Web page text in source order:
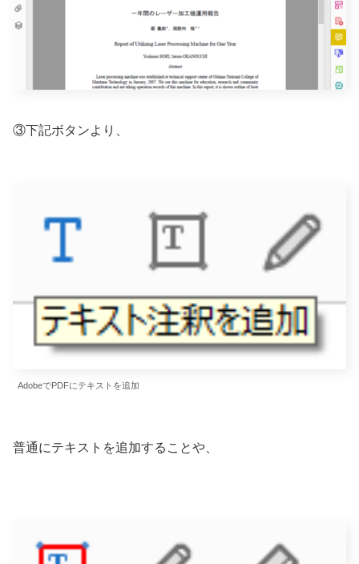
③下記ボタンより、
AdobeでPDFにテキストを追加
普通にテキストを追加することや、